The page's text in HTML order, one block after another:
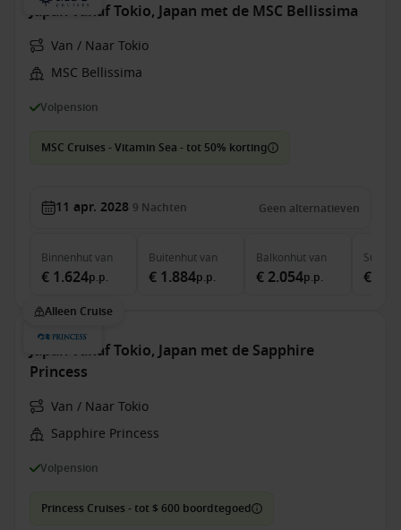
Japan vanaf Tokio, Japan met de MSC Bellissima
Van / Naar Tokio
MSC Bellissima
Volpension
MSC Cruises - Vitamin Sea - tot 50% korting
11 apr. 2028 9 Nachten Geen alternatieven
Binnenhutvan
€ 1.624p.p.
Buitenhutvan
€ 1.884p.p.
Balkonhutvan
€ 2.054p.p.
Suite
€
Alleen Cruise
Japan vanaf Tokio, Japan met de Sapphire
Princess
Van / Naar Tokio
Sapphire Princess
Volpension
Princess Cruises - tot $ 600 boordtegoed